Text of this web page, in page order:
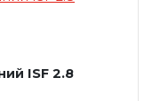
ISF 2.8